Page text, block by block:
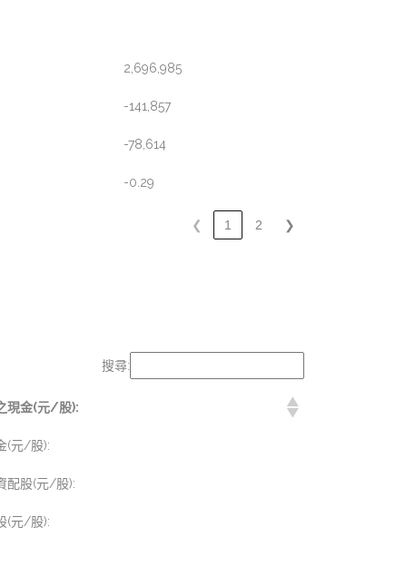
2,696,985
-141,857
-78,614
-0.29
❮ 1 2 ❯
搜尋:
現金(元/股):
(元/股):
配股(元/股):
(元/股):